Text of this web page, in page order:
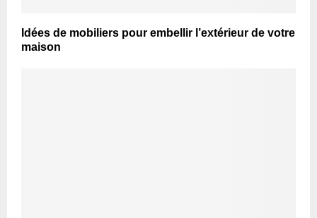
Idées de mobiliers pour embellir l’extérieur de votre
maison